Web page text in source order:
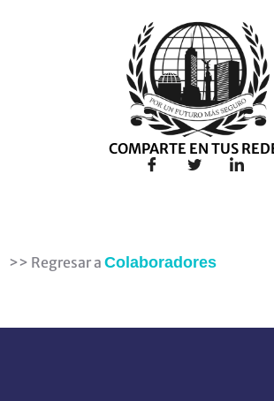
COMPARTE EN TUS
>> Regresar a Colaboradores